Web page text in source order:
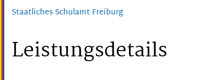
Staatliches Schulamt Freiburg
Leistungsdetails